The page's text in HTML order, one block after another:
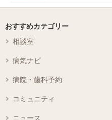
おすすめカテゴリー
相談室
病気ナビ
病院・歯科予約
コミュニティ
ニュース